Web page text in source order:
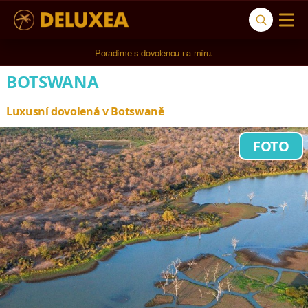
5* cestovní kancelář na luxusní dovolenou od 100.000 Kč.
BOTSWANA
Luxusní dovolená v Botswaně
FOTO